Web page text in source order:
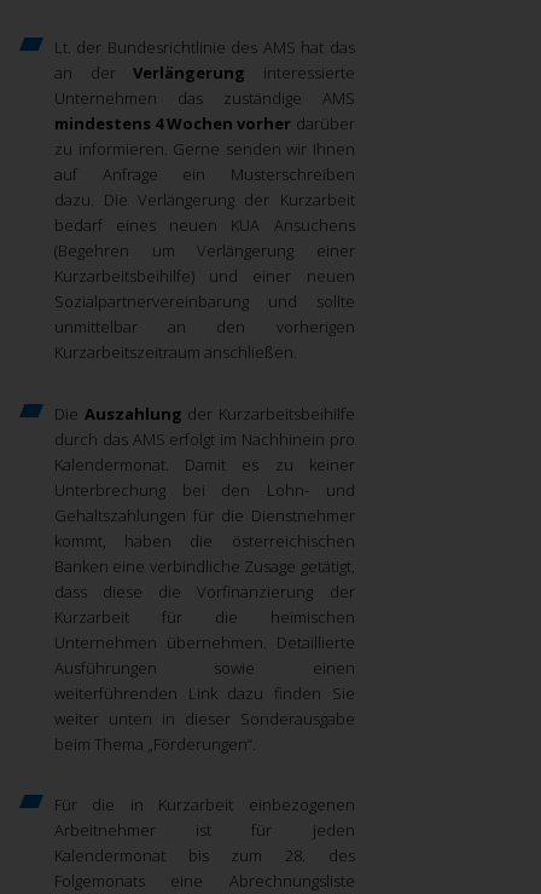
Lt. der Bundesrichtlinie des AMS hat das
an derVerlängerung interessierte
Unternehmen das zuständige AMS
mindestens 4 Wochen vorher darüber
zu informieren. Gerne senden wir Ihnen
auf Anfrage ein Musterschreiben
dazu. Die Verlängerung der Kurzarbeit
bedarf eines neuen KUA Ansuchens
(Begehren um Verlängerung einer
Kurzarbeitsbeihilfe) und einer neuen
Sozialpartnervereinbarung und sollte
unmittelbar an den vorherigen
Kurzarbeitszeitraum anschließen.
Die Auszahlung der Kurzarbeitsbeihilfe
durch das AMS erfolgt im Nachhinein pro
Kalendermonat. Damit es zu keiner
Unterbrechung bei den Lohn- und
Gehaltszahlungen für die Dienstnehmer
kommt, haben die österreichischen
Banken eine verbindliche Zusage getätigt,
dass diese die Vorfinanzierung der
Kurzarbeit für die heimischen
Unternehmen übernehmen. Detaillierte
Ausführungen sowie einen
weiterführenden Link dazu finden Sie
weiter unten in dieser Sonderausgabe
beim Thema „Förderungen“.
Für die in Kurzarbeit einbezogenen
Arbeitnehmer ist für jeden
Kalendermonat bis zum 28. des
Folgemonats eine Abrechnungsliste